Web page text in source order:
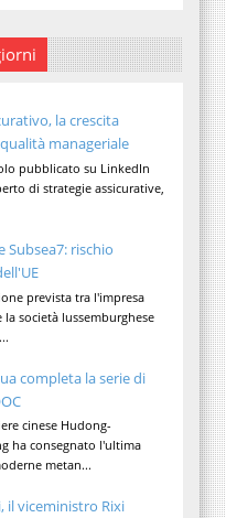
la crescita
manageriale
pubblicato su LinkedIn
di strategie assicurative,
Subsea7: rischio
prevista tra l'impresa
società lussemburghese
completa la serie di
cinese Hudong-
ha consegnato l'ultima
metan...
il viceministro Rixi